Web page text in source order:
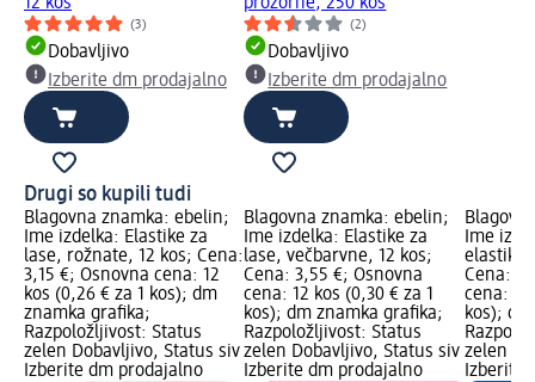
(3)
Dobavljivo
Izberite dm prodajalno
(2)
Dobavljivo
Izberite dm prodajalno
Drugi so kupili tudi
Blagovna znamka: ebelin;
Ime izdelka: Elastike za
lase, rožnate, 12 kos; Cena:
3,15 €; Osnovna cena: 12
kos (0,26 € za 1 kos); dm
znamka grafika;
Razpoložljivost: Status
zelen Dobavljivo, Status siv
Izberite dm prodajalno
Blagovna znamka: ebelin;
Ime izdelka: Elastike za
lase, večbarvne, 12 kos;
Cena: 3,55 €; Osnovna
cena: 12 kos (0,30 € za 1
kos); dm znamka grafika;
Razpoložljivost: Status
zelen Dobavljivo, Status siv
Izberite dm prodajalno
Ime
elastike
Cena:
cena: 15
kos);
zelen
Izberite